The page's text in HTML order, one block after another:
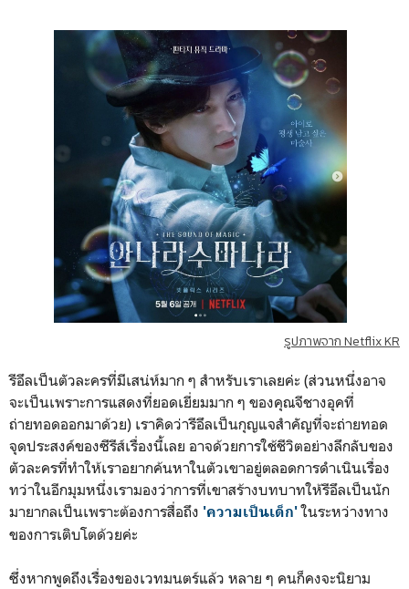
รูปภาพจาก Netflix KR
รีอึลเป็นตัวละครที่มีเสน่ห์มาก ๆ สำหรับเราเลยค่ะ (ส่วนหนึ่งอาจ
จะเป็นเพราะการแสดงที่ยอดเยี่ยมมาก ๆ ของคุณจีชางอุคที่
ถ่ายทอดออกมาด้วย) เราคิดว่ารีอึลเป็นกุญแจสำคัญที่จะถ่ายทอด
จุดประสงค์ของซีรีส์เรื่องนี้เลย อาจด้วยการใช้ชีวิตอย่างลึกลับของ
ตัวละครที่ทำให้เราอยากค้นหาในตัวเขาอยู่ตลอดการดำเนินเรื่อง
ทว่าในอีกมุมหนึ่งเรามองว่าการที่เขาสร้างบทบาทให้รีอึลเป็นนัก
มายากลเป็นเพราะต้องการสื่อถึง 'ความเป็นเด็ก'ในระหว่างทาง
ของการเติบโตด้วยค่ะ
ซึ่งหากพูดถึงเรื่องของเวทมนตร์แล้ว หลาย ๆ คนก็คงจะนิยาม